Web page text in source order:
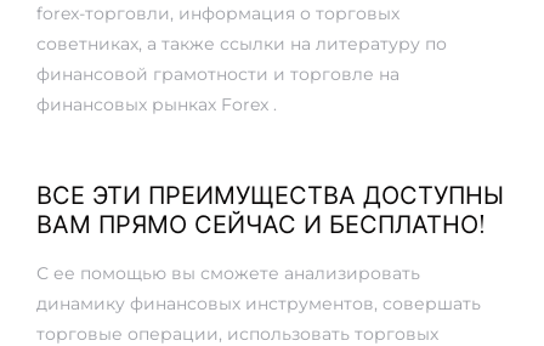
forex-торговли, информация о торговых
советниках, а также ссылки на литературу по
финансовой грамотности и торговле на
финансовых рынках Forex .
ВСЕ ЭТИ ПРЕИМУЩЕСТВА ДОСТУПНЫ
ВАМ ПРЯМО СЕЙЧАС И БЕСПЛАТНО!
С ее помощью вы сможете анализировать
динамику финансовых инструментов, совершать
торговые операции, использовать торговых